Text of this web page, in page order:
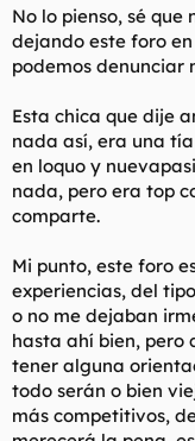
tener 500 tíos
La mayoría ( el 80 %
Han hecho su
levantado a las chica.
Sinceramente no lo
No lo pienso, sé que
dejando este foro
podemos denunciar
Esta chica que dije
nada así, era una
en loquo y
nada, pero era top
comparte.
Mi punto, este foro
experiencias, del
o no me dejaban
hasta ahí bien, pero
tener alguna
todo serán o bien
más competitivos,